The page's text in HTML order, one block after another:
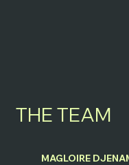
THE TEAM
MAGLOIRE